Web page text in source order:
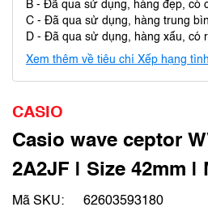
B - Đã qua sử dụng, hàng đẹp, có
C - Đã qua sử dụng, hàng trung
D - Đã qua sử dụng, hàng xấu, có
Xem thêm về tiêu chí Xếp hạng
CASIO
Casio wave ceptor
2A2JF | Size 42mm |
Mã SKU: 62603593180